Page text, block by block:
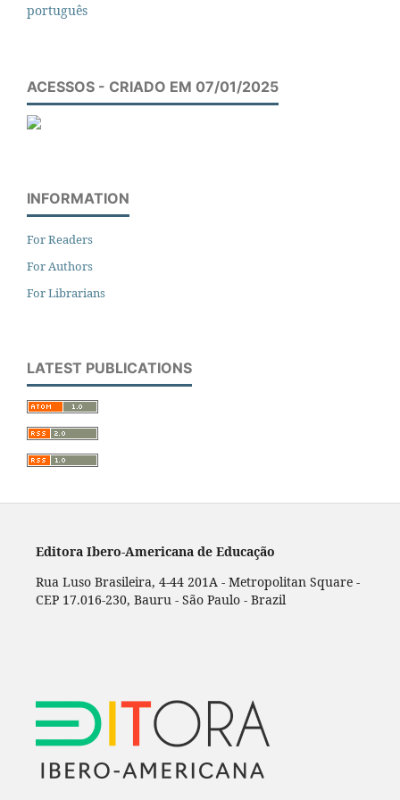
português
ACESSOS - CRIADO EM 07/01/2025
INFORMATION
For Readers
For Authors
For Librarians
LATEST PUBLICATIONS
Editora Ibero-Americana de Educação
Rua Luso Brasileira, 4-44 201A - Metropolitan Square -
CEP 17.016-230, Bauru - São Paulo - Brazil